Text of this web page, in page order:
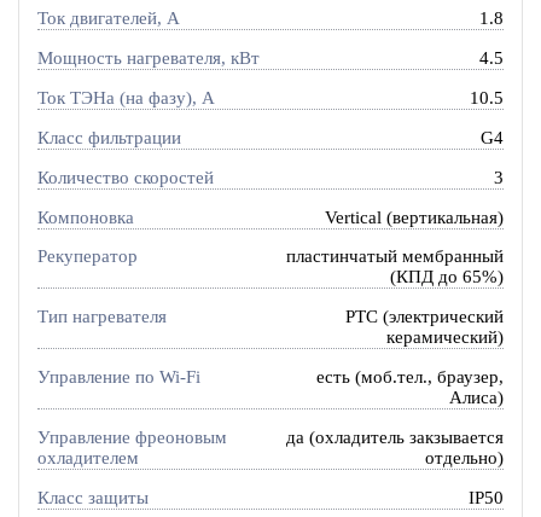
Ток двигателей, А 1.8
Мощность нагревателя, кВт 4.5
Ток ТЭНа (на фазу), А 10.5
Класс фильтрации G4
Количество скоростей 3
Компоновка Vertical (вертикальная)
Рекуператор
пластинчатый мембранный
(КПД до 65%)
Тип нагревателя
PTC (электрический
керамический)
Управление по Wi-Fi
есть (моб.тел., браузер,
Алиса)
Управление фреоновым
охладителем
да (охладитель закзывается
отдельно)
Класс защиты IP50